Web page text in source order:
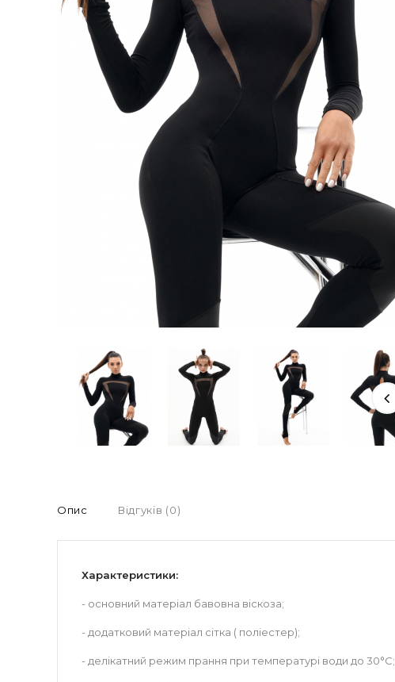
Опис Відгуків (0)
Характеристики:
- основний матеріал бавовна віскоза;
- додатковий матеріал сітка ( поліестер);
- делікатний режим прання при температурі води до 30°С;